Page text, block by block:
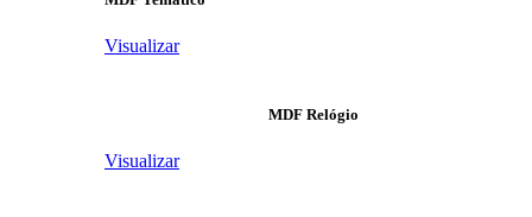
Visualizar
MDF Relógio
Visualizar